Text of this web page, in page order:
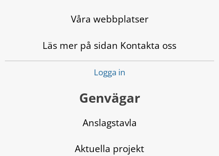
Våra webbplatser
Läs mer på sidan Kontakta oss
Logga in
Genvägar
Anslagstavla
Aktuella projekt